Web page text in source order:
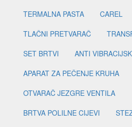
TERMALNA PASTA
CAREL
TLAČNI PRETVARAČ
SET BRTVI
ANTI
APARAT ZA PEČENJE KRUHA
OTVARAČ JEZGRE VENTILA
BRTVA POLILNE CIJEVI